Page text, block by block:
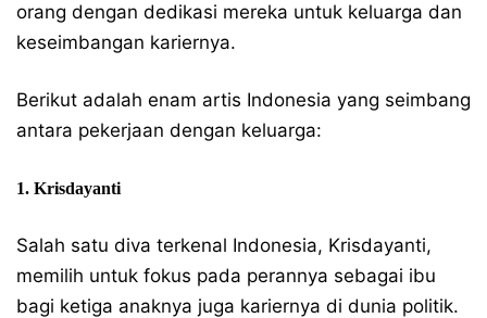
orang dengan dedikasi mereka untuk keluarga dan
keseimbangan kariernya.
Berikut adalah enam artis Indonesia yang seimbang
antara pekerjaan dengan keluarga:
1. Krisdayanti
Salah satu diva terkenal Indonesia, Krisdayanti,
memilih untuk fokus pada perannya sebagai ibu
bagi ketiga anaknya juga kariernya di dunia politik.